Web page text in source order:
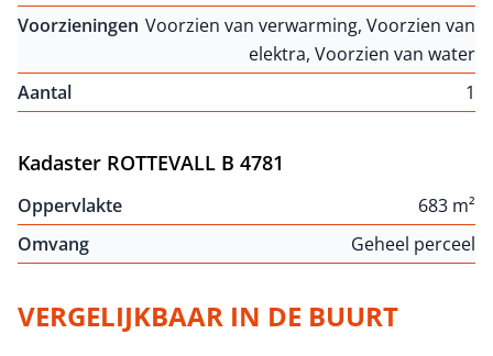
Voorzieningen Voorzien van verwarming, Voorzien van
elektra, Voorzien van water
Aantal
1
Kadaster ROTTEVALL B 4781
Oppervlakte
683 m²
Omvang
Geheel perceel
VERGELIJKBAAR IN DE BUURT